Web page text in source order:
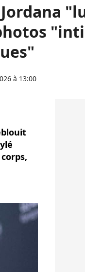
à 13:00